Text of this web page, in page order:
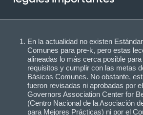
En la actualidad no existen
Comunes para pre-k, pero estas
alineadas lo más cerca posible
requisitos y cumplir con las metas
Básicos Comunes. No obstante,
fueron revisadas ni aprobadas por
Governors Association Center for
(Centro Nacional de la Asociación
para Mejores Prácticas) ni por el